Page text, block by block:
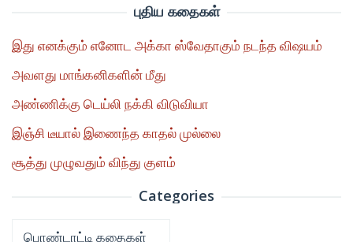
புதிய கதைகள்
இது எனக்கும் எனோட அக்கா ஸ்வேதாகும் நடந்த விஷயம்
அவளது மாங்கனிகளின் மீது
அண்ணிக்கு டெய்லி நக்கி விடுவியா
இஞ்சி டீயால் இணைந்த காதல் முல்லை
சூத்து முழுவதும் விந்து குளம்
Categories
Categories